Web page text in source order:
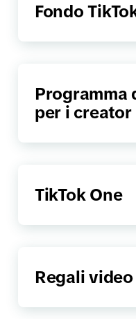
Fondo
Programma
per i creator
TikTok One
Regali video